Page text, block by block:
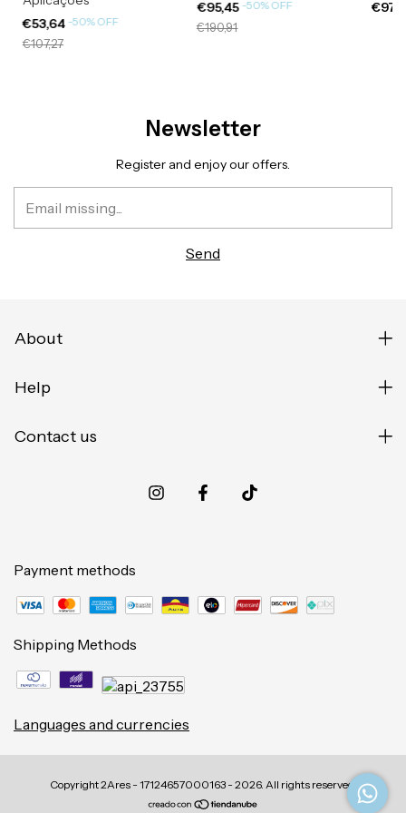
€53,64 -50%OFF
€107,27
€95,45 -50%OFF
€190,91
Newsletter
Register and enjoy our offers.
About
Help
Contact us
Payment methods
Shipping Methods
Languages and currencies
Copyright 2Ares - 17124657000163 - 2026. All rights reserved.